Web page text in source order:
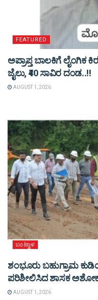
FEATURED
ಅಪ್ರಾಪ್ತ ಬಾಲಕಿಗೆ ಲೈಂಗಿಕ
ಜೈಲು, ₹40 ಸಾವಿರ ದಂಡ..!!
AUGUST 1, 2026
ಬಂಟ್ವಾಳ
ಶಂಭೂರು ಬಹುಗ್ರಾಮ
ಪರಿಶೀಲಿಸಿದ ಶಾಸಕ ಅಶೋಕ್
AUGUST 1, 2026